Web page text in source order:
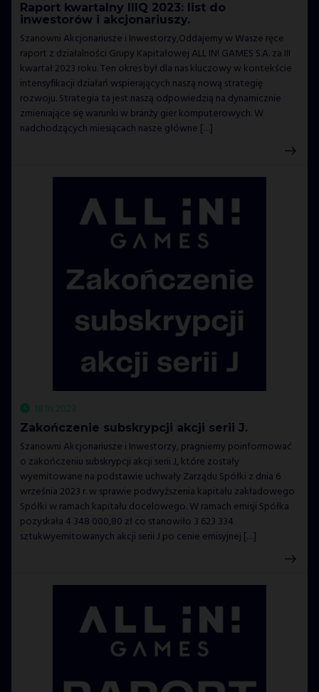
Raport kwartalny IIIQ 2023: list do
inwestorów i akcjonariuszy.
Szanowni Akcjonariusze i Inwestorzy,Oddajemy w Wasze ręce
raport z działalności Grupy Kapitałowej ALL IN! GAMES S.A. za III
kwartał 2023 roku. Ten okres był dla nas kluczowy w kontekście
intensyfikacji działań wspierających naszą nową strategię
rozwoju. Strategia ta jest naszą odpowiedzią na dynamicznie
zmieniające się warunki w branży gier komputerowych. W
nadchodzących miesiącach nasze główne […]
18 lis 2023
Zakończenie subskrypcji akcji serii J.
Szanowni Akcjonariusze i Inwestorzy, pragniemy poinformować
o zakończeniu subskrypcji akcji serii J, które zostały
wyemitowane na podstawie uchwały Zarządu Spółki z dnia 6
września 2023 r. w sprawie podwyższenia kapitału zakładowego
Spółki w ramach kapitału docelowego. W ramach emisji Spółka
pozyskała 4 348 000,80 zł co stanowiło 3 623 334
sztukwyemitowanych akcji serii J po cenie emisyjnej […]